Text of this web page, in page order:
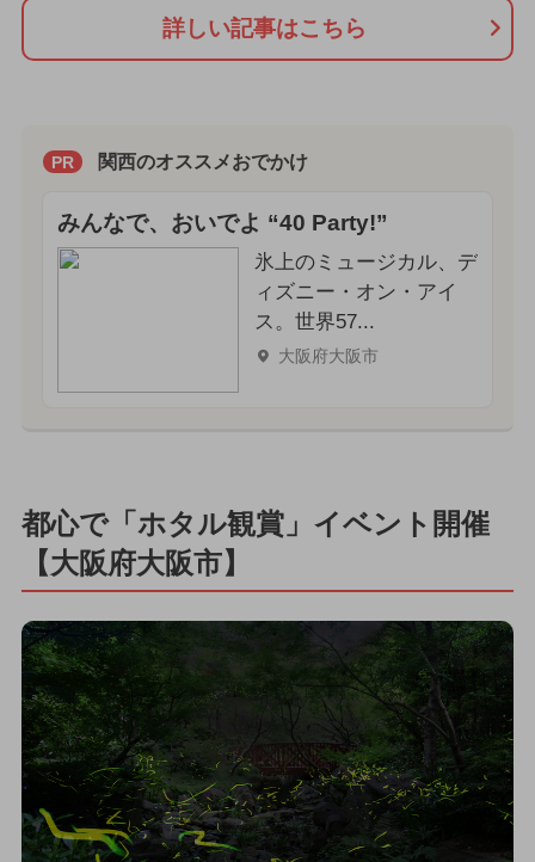
詳しい記事はこちら
PR 関西のオススメおでかけ
みんなで、おいでよ “40 Party!”
氷上のミュージカル、デ
ィズニー・オン・アイ
ス。世界57...
大阪府大阪市
都心で「ホタル観賞」イベント開催
【大阪府大阪市】